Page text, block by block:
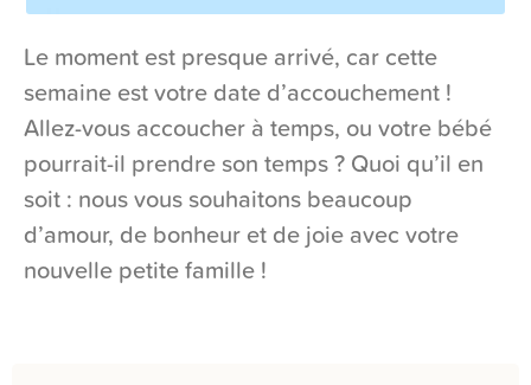
Le moment est presque arrivé, car cette
semaine est votre date d’accouchement !
Allez-vous accoucher à temps, ou votre bébé
pourrait-il prendre son temps ? Quoi qu’il en
soit : nous vous souhaitons beaucoup
d’amour, de bonheur et de joie avec votre
nouvelle petite famille !